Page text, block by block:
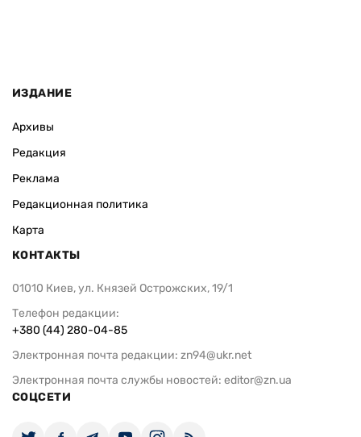
ИЗДАНИЕ
Архивы
Редакция
Реклама
Редакционная политика
Карта
КОНТАКТЫ
01010 Киев, ул. Князей Острожских, 19/1
Телефон редакции:
+380 (44) 280-04-85
Электронная почта редакции: zn94@ukr.net
Электронная почта службы новостей: editor@zn.ua
СОЦСЕТИ